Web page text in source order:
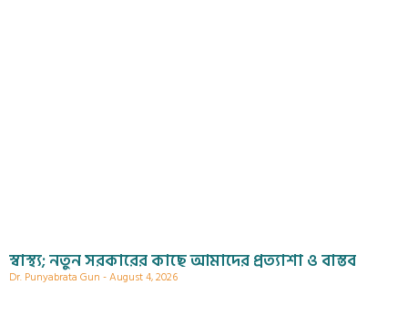
স্বাস্থ্য; নতুন সরকারের কাছে আমাদের প্রত্যাশা ও বাস্তব
Dr. Punyabrata Gun August 4, 2026